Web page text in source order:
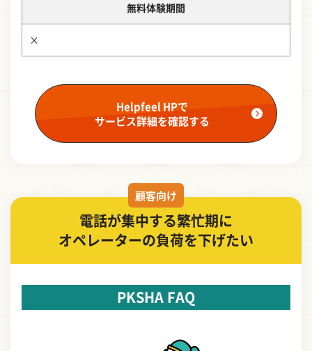
無料体験期間
×
Helpfeel HPで
サービス詳細を確認する
顧客向け
電話が集中する繁忙期に
オペレーターの負荷を下げたい
PKSHA FAQ